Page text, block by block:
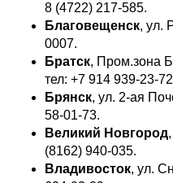
8 (4722) 217-585.
Благовещенск, ул.
0007.
Братск, Пром.зона
тел: +7 914 939-23-
Брянск, ул. 2-ая
58-01-73.
Великий Новгород
(8162) 940-035.
Владивосток, ул.